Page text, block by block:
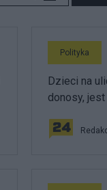
Polityka
Dzieci na
donosy,